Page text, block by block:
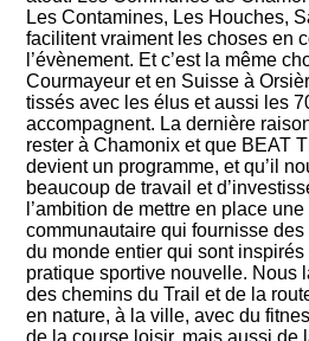
Les Contamines, Les Houches,
facilitent vraiment les choses en
l’évènement. Et c’est la même
Courmayeur et en Suisse à
tissés avec les élus et aussi les
accompagnent. La dernière
rester à Chamonix et que BEAT
devient un programme, et qu’il
beaucoup de travail et
l’ambition de mettre en place
communautaire qui fournisse
du monde entier qui sont
pratique sportive nouvelle. Nous
des chemins du Trail et de la
en nature, à la ville, avec du
de la course loisir, mais aussi de